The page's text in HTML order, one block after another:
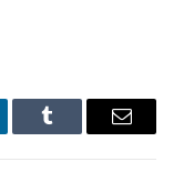
Tumblr
Correo